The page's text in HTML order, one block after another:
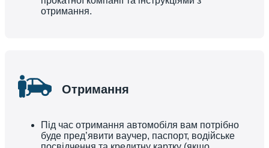
отримання.
Отримання
Під час отримання автомобіля вам потрібно
буде пред’явити ваучер, паспорт, водійське